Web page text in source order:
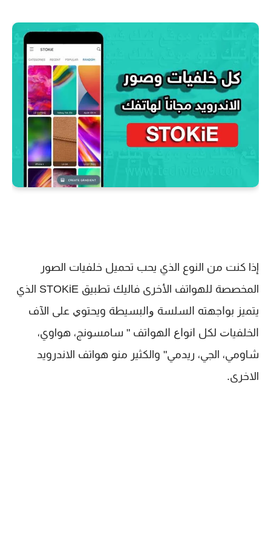
إذا كنت من النوع الذي يحب تحميل خلفيات الصور
المخصصة للهواتف الأخرى فاليك تطبيق STOKiE الذي
يتميز ﺑﻮﺍﺟﻬﺘﻪ ﺍﻟﺴﻠﺴﺔ ﻭﺍﻟﺒﺴﻴﻄﺔ وﻳﺤﺘﻮﻱ ﻋﻠﻰ الآف
ﺍﻟﺨﻠﻔﻴﺎﺕ ﻟﻜﻞ ﺍﻧﻮﺍﻉ ﺍﻟﻬﻮﺍﺗﻒ " سامسونج، هواوي،
شاومي، الجي، ريدمي" والكثير منو هواتف الاندرويد
الاخرى.